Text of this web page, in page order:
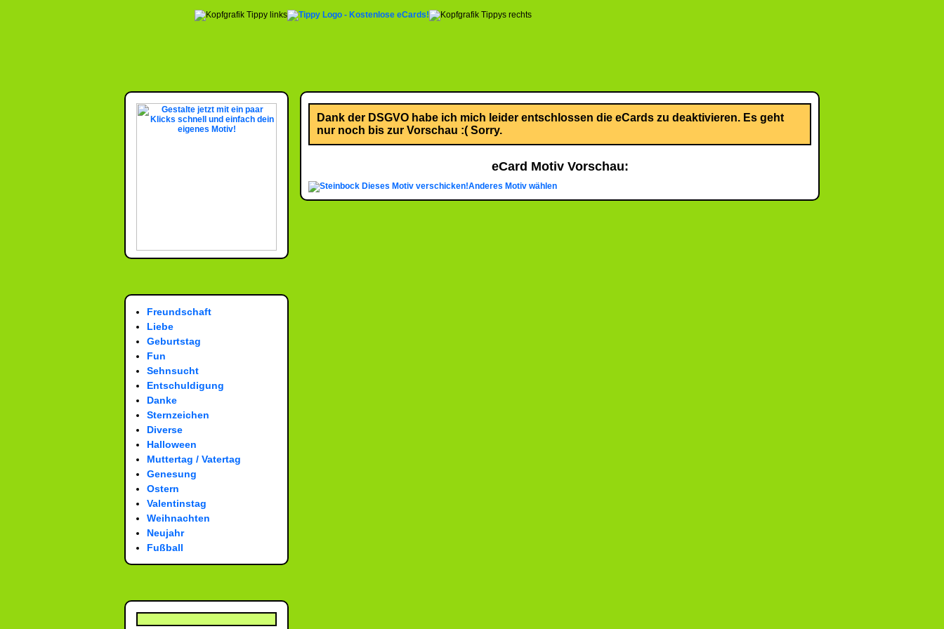
Freundschaft
Liebe
Geburtstag
Fun
Sehnsucht
Entschuldigung
Danke
Sternzeichen
Diverse
Halloween
Muttertag / Vatertag
Genesung
Ostern
Valentinstag
Weihnachten
Neujahr
Fußball
Dank der DSGVO habe ich mich leider entschlossen die eCards zu deaktivieren. Es geht
nur noch bis zur Vorschau :( Sorry.
eCard Motiv Vorschau:
Dieses Motiv verschicken!Anderes Motiv wählen